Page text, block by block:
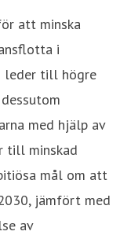
att minska
i
leder till högre
med hjälp av
till minskad
mål om att
jämfört med
av